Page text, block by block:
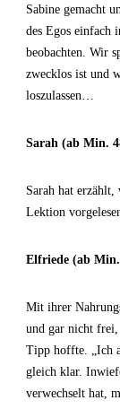
Sabine gemacht
des Egos einfach
beobachten. Wir
zwecklos ist und
loszulassen…
Sarah (ab Min.
Sarah hat
Lektion
Elfriede (ab
Mit ihrer
und gar nicht frei,
Tipp hoffte. „Ich
gleich klar.
verwechselt hat,